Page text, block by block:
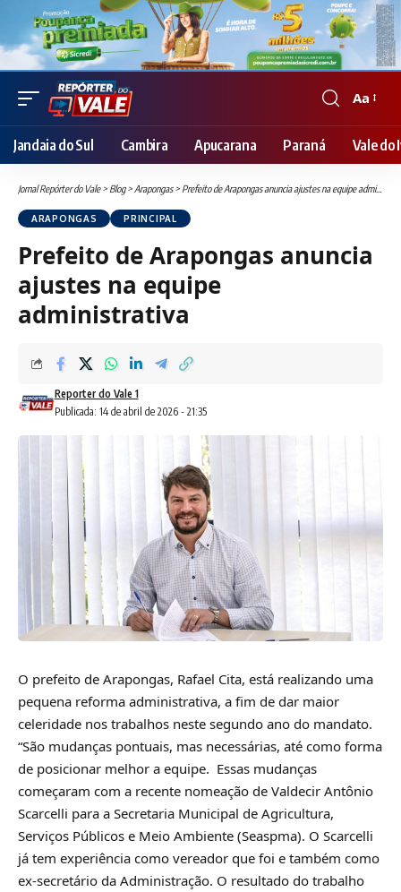
Font
Resizer
Aa
Jandaia do Sul Cambira Apucarana Paraná Vale do
Jornal Repórter do Vale> Blog>Arapongas> Prefeito de Arapongas anuncia ajustes na equipe administrativa
ARAPONGAS PRINCIPAL
Prefeito de Arapongas anuncia
ajustes na equipe
administrativa
Publicada: 14 de abril de 2026 - 21:35
Reporter do Vale 1
O prefeito de Arapongas, Rafael Cita, está realizando uma
pequena reforma administrativa, a fim de dar maior
celeridade nos trabalhos neste segundo ano do mandato.
“São mudanças pontuais, mas necessárias, até como forma
de posicionar melhor a equipe. Essas mudanças
começaram com a recente nomeação de Valdecir Antônio
Scarcelli para a Secretaria Municipal de Agricultura,
Serviços Públicos e Meio Ambiente (Seaspma). O Scarcelli
já tem experiência como vereador que foi e também como
ex-secretário da Administração. O resultado do trabalho